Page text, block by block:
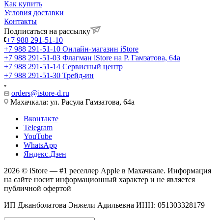
Как купить
Условия доставки
Контакты
Подписаться на рассылку
+7 988 291-51-10
+7 988 291-51-10 Онлайн-магазин iStore
+7 988 291-51-03 Флагман iStore на Р. Гамзатова, 64а
+7 988 291-51-14 Сервисный центр
+7 988 291-51-30 Трейд-ин
orders@istore-d.ru
Махачкала: ул. Расула Гамзатова, 64а
Вконтакте
Telegram
YouTube
WhatsApp
Яндекс.Дзен
2026 © iStore — #1 реселлер Apple в Махачкале. Информация
на сайте носит информационный характер и не является
публичной офертой
ИП Джанболатова Энжели Адильевна ИНН: 051303328179